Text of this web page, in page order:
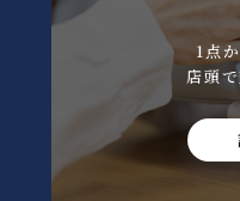
1点
店頭